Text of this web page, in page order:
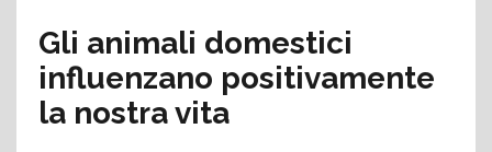
Gli animali domestici
influenzano positivamente
la nostra vita